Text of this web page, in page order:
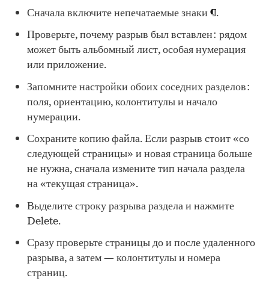
Сначала включите непечатаемые знаки ¶.
Проверьте, почему разрыв был вставлен: рядом
может быть альбомный лист, особая нумерация
или приложение.
Запомните настройки обоих соседних разделов:
поля, ориентацию, колонтитулы и начало
нумерации.
Сохраните копию файла. Если разрыв стоит «со
следующей страницы» и новая страница больше
не нужна, сначала измените тип начала раздела
на «текущая страница».
Выделите строку разрыва раздела и нажмите
Delete.
Сразу проверьте страницы до и после удаленного
разрыва, а затем — колонтитулы и номера
страниц.